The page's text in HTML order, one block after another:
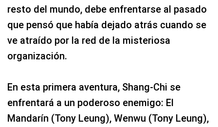
resto del mundo, debe enfrentarse al pasado
que pensó que había dejado atrás cuando se
ve atraído por la red de la misteriosa
organización.
En esta primera aventura, Shang-Chi se
enfrentará a un poderoso enemigo: El
Mandarín (Tony Leung), Wenwu (Tony Leung),